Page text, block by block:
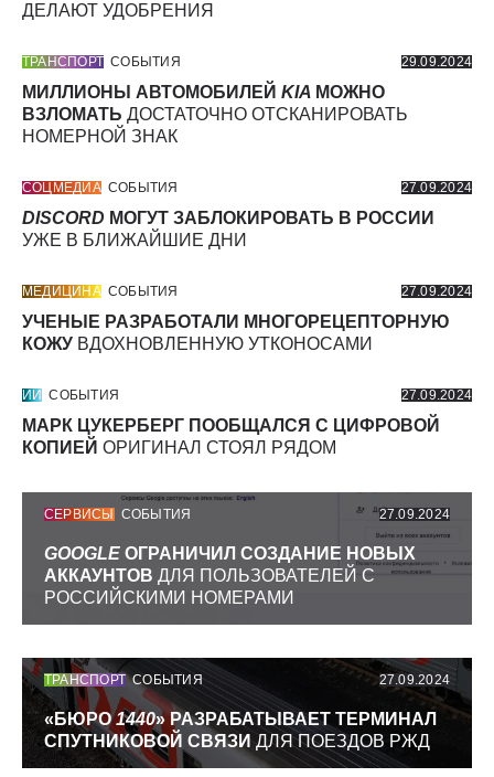
ДЕЛАЮТ УДОБРЕНИЯ
ТРАНСПОРТ СОБЫТИЯ 29.09.2024
МИЛЛИОНЫ АВТОМОБИЛЕЙ KIA МОЖНО
ВЗЛОМАТЬ ДОСТАТОЧНО ОТСКАНИРОВАТЬ
НОМЕРНОЙ ЗНАК
СОЦМЕДИА СОБЫТИЯ 27.09.2024
DISCORD МОГУТ ЗАБЛОКИРОВАТЬ В РОССИИ
УЖЕ В БЛИЖАЙШИЕ ДНИ
МЕДИЦИНА СОБЫТИЯ 27.09.2024
УЧЕНЫЕ РАЗРАБОТАЛИ МНОГОРЕЦЕПТОРНУЮ
КОЖУ ВДОХНОВЛЕННУЮ УТКОНОСАМИ
ИИ СОБЫТИЯ 27.09.2024
МАРК ЦУКЕРБЕРГ ПООБЩАЛСЯ С ЦИФРОВОЙ
КОПИЕЙ ОРИГИНАЛ СТОЯЛ РЯДОМ
СЕРВИСЫ СОБЫТИЯ 27.09.2024
GOOGLE ОГРАНИЧИЛ СОЗДАНИЕ НОВЫХ
АККАУНТОВ ДЛЯ ПОЛЬЗОВАТЕЛЕЙ С
РОССИЙСКИМИ НОМЕРАМИ
ТРАНСПОРТ СОБЫТИЯ 27.09.2024
«БЮРО1440» РАЗРАБАТЫВАЕТ ТЕРМИНАЛ
СПУТНИКОВОЙ СВЯЗИ ДЛЯ ПОЕЗДОВ РЖД